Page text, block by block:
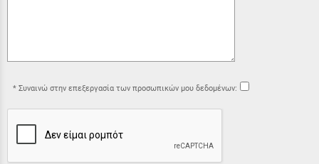
Συναινώ στην επεξεργασία των προσωπικών μου δεδομένων: